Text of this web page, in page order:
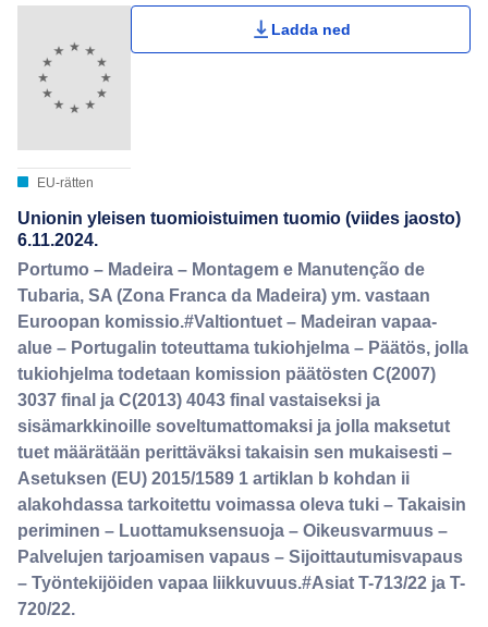
EU-rätten
Ladda ned
Unionin yleisen tuomioistuimen tuomio (viides jaosto)
6.11.2024.
Portumo – Madeira – Montagem e Manutenção de
Tubaria, SA (Zona Franca da Madeira) ym. vastaan
Euroopan komissio.#Valtiontuet – Madeiran vapaa-
alue – Portugalin toteuttama tukiohjelma – Päätös, jolla
tukiohjelma todetaan komission päätösten C(2007)
3037 final ja C(2013) 4043 final vastaiseksi ja
sisämarkkinoille soveltumattomaksi ja jolla maksetut
tuet määrätään perittäväksi takaisin sen mukaisesti –
Asetuksen (EU) 2015/1589 1 artiklan b kohdan ii
alakohdassa tarkoitettu voimassa oleva tuki – Takaisin
periminen – Luottamuksensuoja – Oikeusvarmuus –
Palvelujen tarjoamisen vapaus – Sijoittautumisvapaus
– Työntekijöiden vapaa liikkuvuus.#Asiat T-713/22 ja T-
720/22.